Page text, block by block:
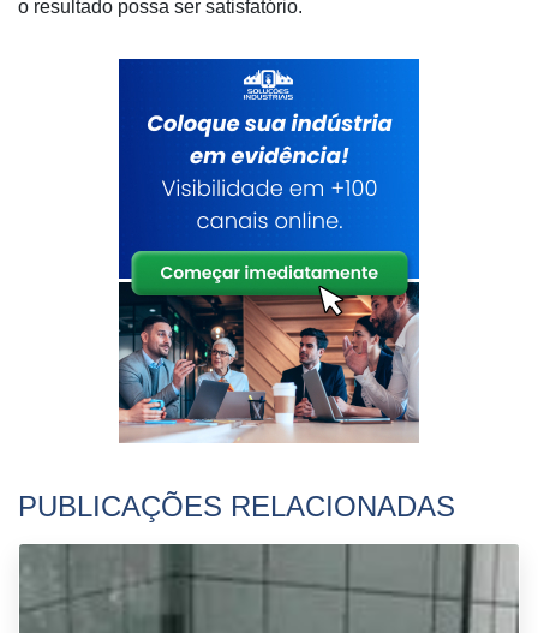
o resultado possa ser satisfatório.
PUBLICAÇÕES RELACIONADAS